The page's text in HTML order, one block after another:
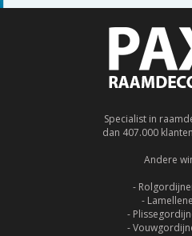
Specialist in
dan 407.000
Andere
-
-
-
-